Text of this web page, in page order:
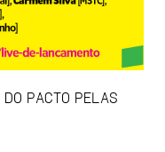
PACTO PELAS